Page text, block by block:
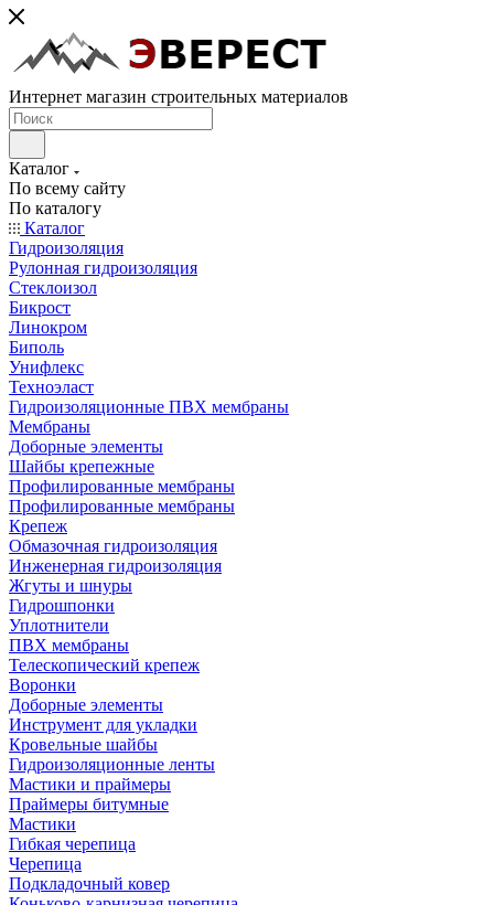
Интернет магазин строительных материалов
Каталог
По всему сайту
По каталогу
Каталог
Гидроизоляция
Рулонная гидроизоляция
Стеклоизол
Бикрост
Линокром
Биполь
Унифлекс
Техноэласт
Гидроизоляционные ПВХ мембраны
Мембраны
Доборные элементы
Шайбы крепежные
Профилированные мембраны
Профилированные мембраны
Крепеж
Обмазочная гидроизоляция
Инженерная гидроизоляция
Жгуты и шнуры
Гидрошпонки
Уплотнители
ПВХ мембраны
Телескопический крепеж
Воронки
Доборные элементы
Инструмент для укладки
Кровельные шайбы
Гидроизоляционные ленты
Мастики и праймеры
Праймеры битумные
Мастики
Гибкая черепица
Черепица
Подкладочный ковер